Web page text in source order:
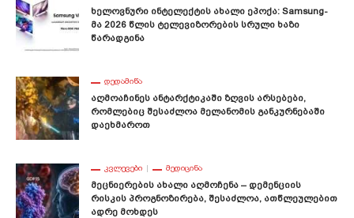
Ხელოვნური Ინტელექტის Ახალი Ეპოქა: Samsung-
Მა 2026 Წლის Ტელევიზორების Სრული Ხაზი
Წარადგინა
ᲓᲔᲓᲐᲛᲘᲬᲐ
Აღმოაჩინეს Ანტარქტიკაში Ზღვის Არსებები,
Რომლებიც Შესაძლოა Მელანომის Განკურნებაში
Დაეხმაროთ
ᲙᲕᲚᲔᲕᲔᲑᲘ ᲛᲔᲓᲘᲪᲘᲜᲐ
Მეცნიერების Ახალი Აღმოჩენა – Დემენციის
Რისკის Პროგნოზირება, Შესაძლოა, Ათწლეულებით
Ადრე Მოხდეს